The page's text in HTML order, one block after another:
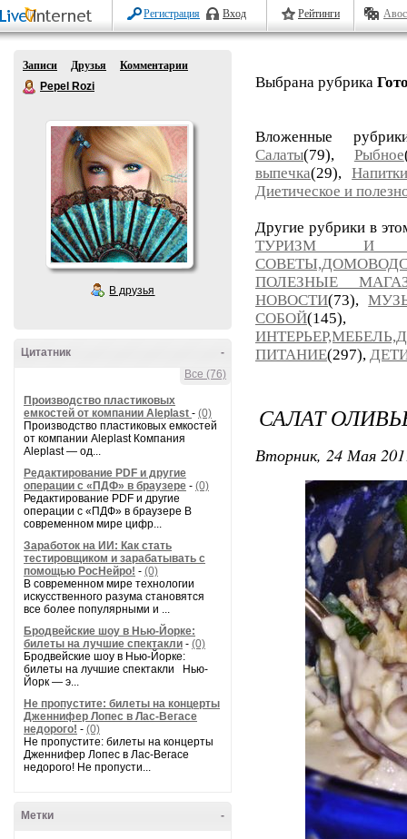
Регистрация Вход Рейтинги
Записи Друзья
Комментарии
Pepel Rozi
В друзья
-
Цитатник
Все (76)
Производство пластиковых
емкостей от компании Aleplast - (0)
Производство пластиковых емкостей
от компании Aleplast Компания
Aleplast — од...
Редактирование PDF и другие
операции с «ПДФ» в браузере - (0)
Редактирование PDF и другие
операции с «ПДФ» в браузере В
современном мире цифр...
Заработок на ИИ: Как стать
тестировщиком и зарабатывать с
помощью РосНейро! - (0)
В современном мире технологии
искусственного разума становятся
все более популярными и ...
Бродвейские шоу в Нью-Йорке:
билеты на лучшие спектакли - (0)
Бродвейские шоу в Нью-Йорке:
билеты на лучшие спектакли Нью-
Йорк — э...
Не пропустите: билеты на концерты
Дженнифер Лопес в Лас-Вегасе
недорого! - (0)
Не пропустите: билеты на концерты
Дженнифер Лопес в Лас-Вегасе
недорого! Не пропусти...
-
Метки
Выбрана рубрика
Вложенные
Салаты(79), Рыбное
выпечка(29),
Диетическое и
Другие рубрики в
ТУРИЗМ И
ПОЛЕЗНЫЕ
НОВОСТИ(73),
СОБОЙ
ПИТАНИЕ(297),
САЛАТ
Вторник, 24 Мая